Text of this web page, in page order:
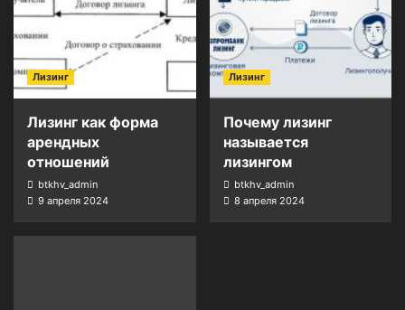
Лизинг
Лизинг как форма
арендных
отношений
btkhv_admin
9 апреля 2024
Лизинг
Почему лизинг
называется
лизингом
btkhv_admin
8 апреля 2024